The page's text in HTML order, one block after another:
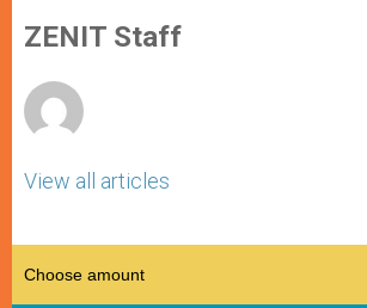
p
p
g
e
o
k
ZENIT Staff
View all articles